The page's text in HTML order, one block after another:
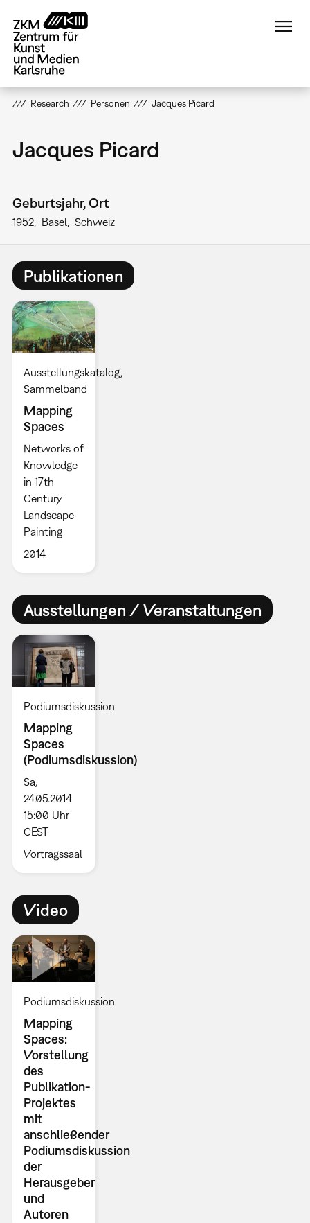
zum
Inhalt
Research Personen Jacques Picard
Jacques Picard
Geburtsjahr, Ort
1952 Basel Schweiz
Publikationen
Ausstellungskatalog
Sammelband
Mapping
Spaces
Networks of
Knowledge
in 17th
Century
Landscape
Painting
2014
Ausstellungen / Veranstaltungen
Podiumsdiskussion
Mapping
Spaces
(Podiumsdiskussion)
Sa,
24.05.2014
15:00 Uhr
CEST
Vortragssaal
Video
Podiumsdiskussion
Mapping
Spaces:
Vorstellung
des
Publikation-
Projektes
mit
anschließender
Podiumsdiskussion
der
Herausgeber
und
Autoren